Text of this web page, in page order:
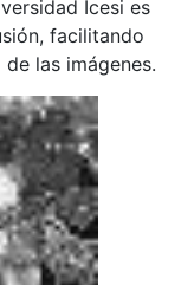
Icesi es
facilitando
las imágenes.